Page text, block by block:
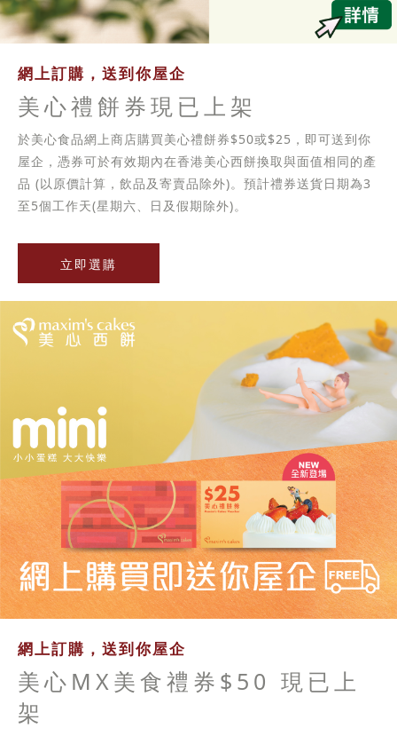
網上訂購，送到你屋企
美心禮餅券現已上架
於美心食品網上商店購買美心禮餅券$50或$25，即可送到你
屋企，憑券可於有效期內在香港美心西餅換取與面值相同的產
品 (以原價計算，飲品及寄賣品除外)。預計禮券送貨日期為3
至5個工作天(星期六、日及假期除外)。
立即選購
網上訂購，送到你屋企
美心MX美食禮券$50 現已上
架